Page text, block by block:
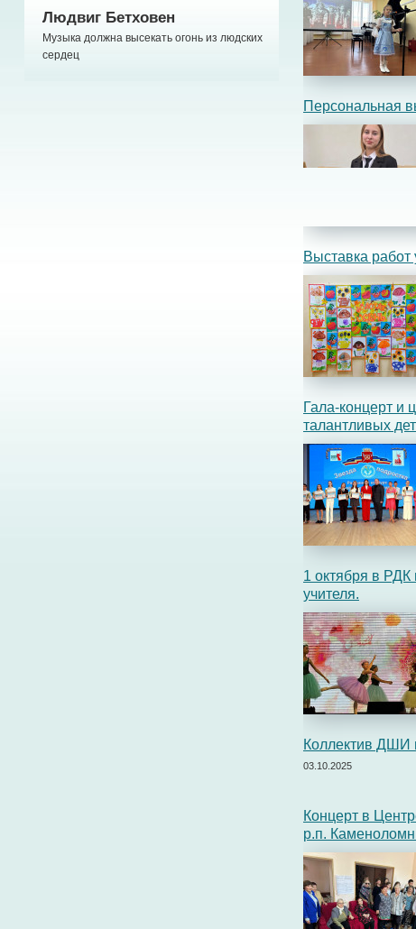
Людвиг Бетховен
Музыка должна высекать огонь из людских
сердец
Персональная
Выставка
Гала-концерт и
талантливых
1 октября в
учителя.
Коллектив ДШИ
03.10.2025
Концерт в
р.п.